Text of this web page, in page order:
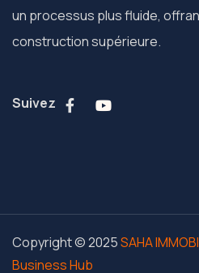
un processus plus fluide,
construction supérieure.
Suivez
Copyright © 2025SAHA
Business Hub